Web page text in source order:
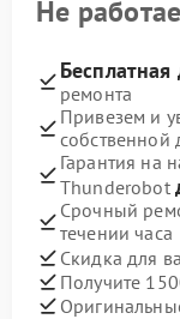
Не
Бесплатная
ремонта
Привезем и
собственной
Гарантия на
Thunderobot
Срочный
течении часа
Скидка для
Получите